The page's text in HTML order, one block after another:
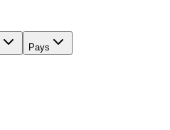
Pays